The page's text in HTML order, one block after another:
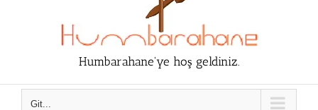
Humbarahane'ye hoş geldiniz.
Git...